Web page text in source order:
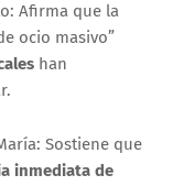
Afirma que la
ocio masivo”
han
Sostiene que
inmediata de